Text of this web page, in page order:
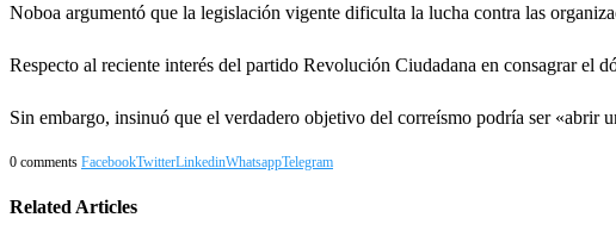
Noboa argumentó que la legislación vigente dificulta la lucha contra las
Respecto al reciente interés del partido Revolución Ciudadana en consagrar el
Sin embargo, insinuó que el verdadero objetivo del correísmo podría ser «abrir
0 comments FacebookTwitterLinkedinWhatsappTelegram
Related Articles